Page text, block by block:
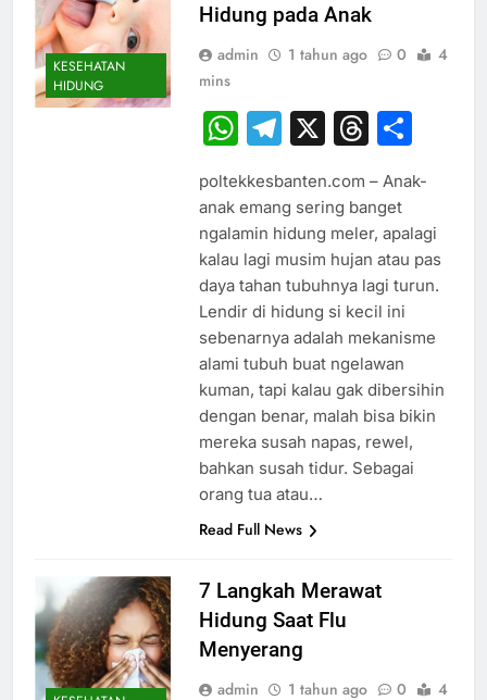
KESEHATAN
HIDUNG
Hidung pada Anak
admin 1 tahun ago 0
4
mins
WhatsApp
Telegram
X
poltekkesbanten.com – Anak-
anak emang sering banget
ngalamin hidung meler, apalagi
kalau lagi musim hujan atau pas
daya tahan tubuhnya lagi turun.
Lendir di hidung si kecil ini
sebenarnya adalah mekanisme
alami tubuh buat ngelawan
kuman, tapi kalau gak dibersihin
dengan benar, malah bisa bikin
mereka susah napas, rewel,
bahkan susah tidur. Sebagai
orang tua atau…
Read Full News
7 Langkah Merawat
Hidung Saat Flu
Menyerang
admin 1 tahun ago 0
4